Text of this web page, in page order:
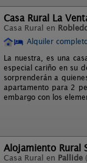
Casa Rural La
Casa Rural en
Alquiler
La nuestra, es una
especial cariño en su
sorprenderán a
apartamento para 2
embargo con los
Alojamiento Rural
Casa Rural en Pallide